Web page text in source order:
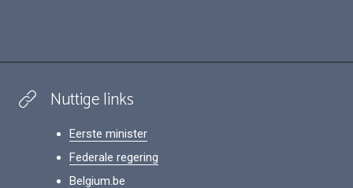
Nuttige links
Eerste minister
Federale regering
Belgium.be